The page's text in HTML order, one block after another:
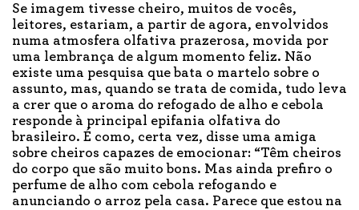
Se imagem tivesse cheiro, muitos de vocês,
leitores, estariam, a partir de agora, envolvidos
numa atmosfera olfativa prazerosa, movida por
uma lembrança de algum momento feliz. Não
existe uma pesquisa que bata o martelo sobre o
assunto, mas, quando se trata de comida, tudo leva
a crer que o aroma do refogado de alho e cebola
responde à principal epifania olfativa do
brasileiro. É como, certa vez, disse uma amiga
sobre cheiros capazes de emocionar: “Têm cheiros
do corpo que são muito bons. Mas ainda prefiro o
perfume de alho com cebola refogando e
anunciando o arroz pela casa. Parece que estou na